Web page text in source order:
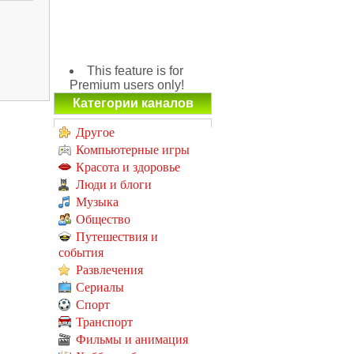
This feature is for
Premium users only!
Категории каналов
Другое
Компьютерные игры
Красота и здоровье
Люди и блоги
Музыка
Общество
Путешествия и
события
Развлечения
Сериалы
Спорт
Транспорт
Фильмы и анимация